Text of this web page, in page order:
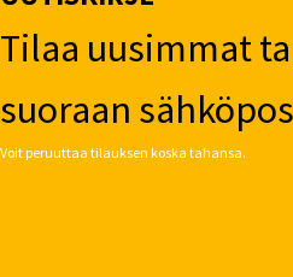
Tilaa uusimmat
suoraan
Voit peruuttaa tilauksen koska tahansa.